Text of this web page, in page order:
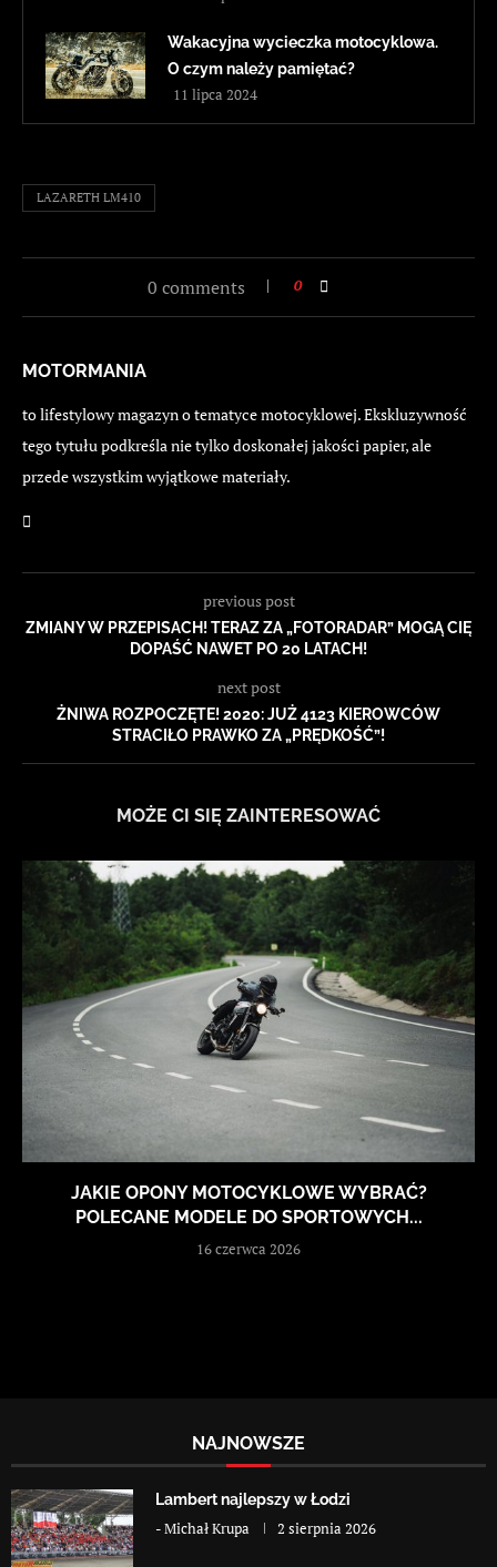
Wakacyjna wycieczka motocyklowa.
O czym należy pamiętać?
11 lipca 2024
LAZARETH LM410
0 comments 0
MOTORMANIA
to lifestylowy magazyn o tematyce motocyklowej. Ekskluzywność
tego tytułu podkreśla nie tylko doskonałej jakości papier, ale
przede wszystkim wyjątkowe materiały.
previous post
ZMIANY W PRZEPISACH! TERAZ ZA „FOTORADAR” MOGĄ CIĘ
DOPAŚĆ NAWET PO 20 LATACH!
next post
ŻNIWA ROZPOCZĘTE! 2020: JUŻ 4123 KIEROWCÓW
STRACIŁO PRAWKO ZA „PRĘDKOŚĆ”!
MOŻE CI SIĘ ZAINTERESOWAĆ
JAKIE OPONY MOTOCYKLOWE WYBRAĆ?
POLECANE MODELE DO SPORTOWYCH...
16 czerwca 2026
NAJNOWSZE
Lambert najlepszy w Łodzi
-Michał Krupa 2 sierpnia 2026